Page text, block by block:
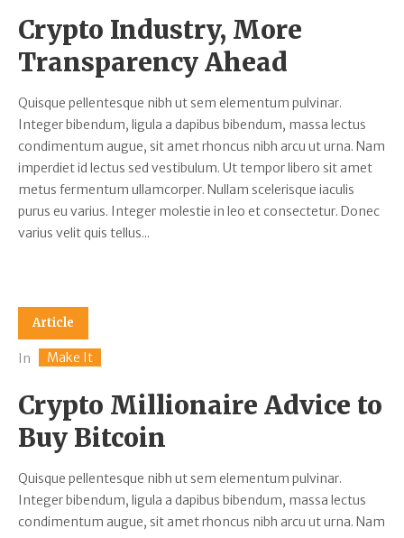
Crypto Industry, More
Transparency Ahead
Quisque pellentesque nibh ut sem elementum pulvinar.
Integer bibendum, ligula a dapibus bibendum, massa lectus
condimentum augue, sit amet rhoncus nibh arcu ut urna. Nam
imperdiet id lectus sed vestibulum. Ut tempor libero sit amet
metus fermentum ullamcorper. Nullam scelerisque iaculis
purus eu varius. Integer molestie in leo et consectetur. Donec
varius velit quis tellus...
Article
In Make It
Crypto Millionaire Advice to
Buy Bitcoin
Quisque pellentesque nibh ut sem elementum pulvinar.
Integer bibendum, ligula a dapibus bibendum, massa lectus
condimentum augue, sit amet rhoncus nibh arcu ut urna. Nam